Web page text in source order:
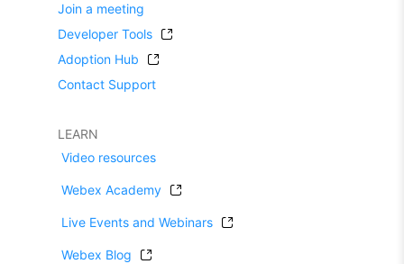
Join a meeting
Developer Tools
Adoption Hub
Contact Support
LEARN
Video resources
Webex Academy
Live Events and Webinars
Webex Blog